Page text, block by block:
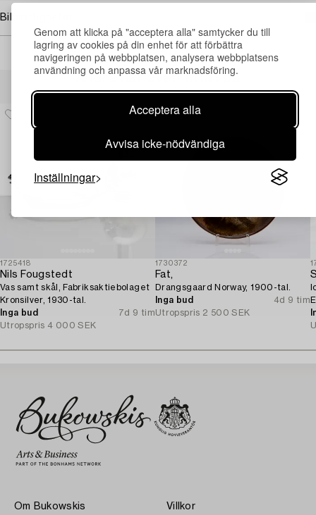
Genom att klicka på "acceptera alla" samtycker du till
lagring av cookies på din enhet för att förbättra
navigeringen på webbplatsen, analysera webbplatsens
användning och anpassa vår marknadsföring.
Acceptera alla
Avvisa icke-nödvändiga
Inställningar
Bildrättigheter
Andra har även tittat på
1725418
Nils Fougstedt
Vas samt skål, Fabriksaktiebolaget
Kronsilver, 1930-tal.
Inga bud
7d 9 tim
Utropspris 4 000 SEK
1730372
Fat,
Drangsgaard Norway, 1900-tal.
Inga bud
4d 9 tim
Utropspris 2 500 SEK
Om Bukowskis Villkor